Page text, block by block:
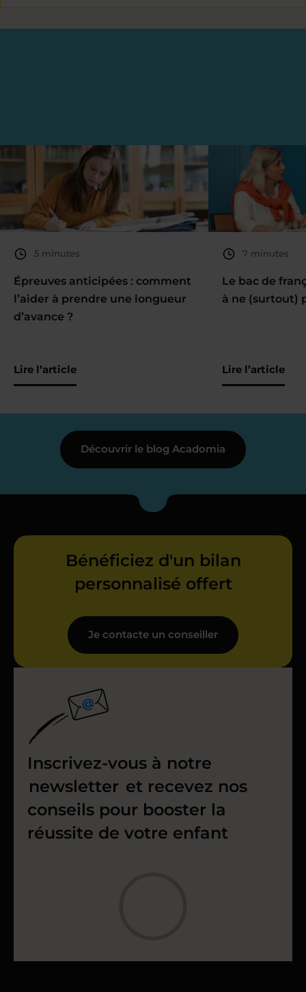
5 minutes
Épreuves anticipées : comment
l’aider à prendre une longueur
d’avance ?
Lire l’article
7 minutes
Le bac de
à ne (surtout)
Lire l’article
Découvrir le blog Acadomia
Bénéficiez d'un bilan
personnalisé offert
Je contacte un conseiller
Inscrivez-vous à notre
newsletter et recevez nos
conseils pour booster la
réussite de votre enfant